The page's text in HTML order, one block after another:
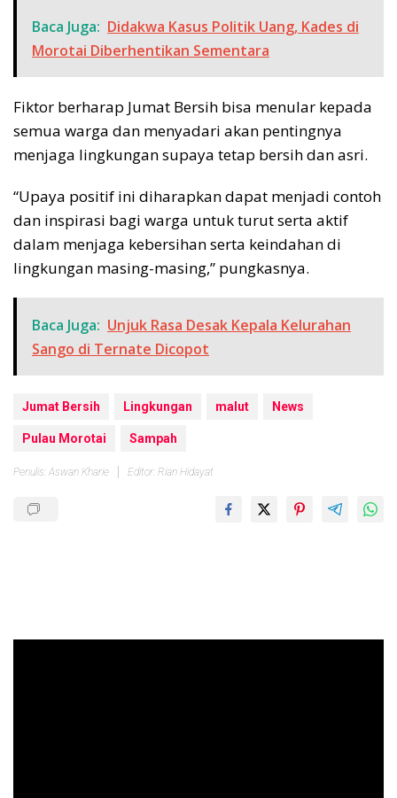
Baca Juga: Didakwa Kasus Politik Uang, Kades di
Morotai Diberhentikan Sementara
Fiktor berharap Jumat Bersih bisa menular kepada
semua warga dan menyadari akan pentingnya
menjaga lingkungan supaya tetap bersih dan asri.
“Upaya positif ini diharapkan dapat menjadi contoh
dan inspirasi bagi warga untuk turut serta aktif
dalam menjaga kebersihan serta keindahan di
lingkungan masing-masing,” pungkasnya.
Baca Juga: Unjuk Rasa Desak Kepala Kelurahan
Sango di Ternate Dicopot
Jumat Bersih Lingkungan malut News
Pulau Morotai Sampah
Penulis: Aswan Kharie Editor: Rian Hidayat